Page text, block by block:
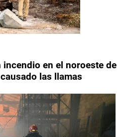
en el noroeste de
las llamas